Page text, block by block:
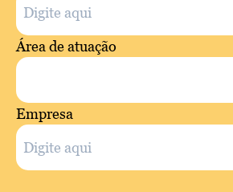
Área de atuação
Empresa